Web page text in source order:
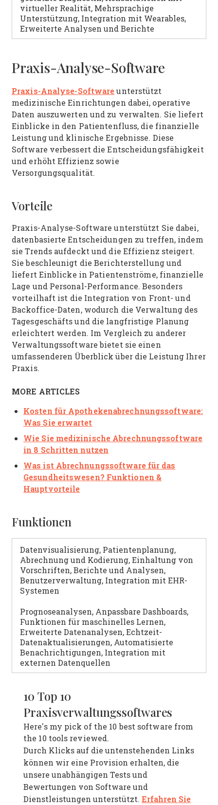
virtueller Realität, Mehrsprachige
Unterstützung, Integration mit Wearables,
Erweiterte Analysen und Berichte
Praxis-Analyse-Software
Praxis-Analyse-Softwareunterstützt
medizinische Einrichtungen dabei, operative
Daten auszuwerten und zu verwalten. Sie liefert
Einblicke in den Patientenfluss, die finanzielle
Leistung und klinische Ergebnisse. Diese
Software verbessert die Entscheidungsfähigkeit
und erhöht Effizienz sowie
Versorgungsqualität.
Vorteile
Praxis-Analyse-Software unterstützt Sie dabei,
datenbasierte Entscheidungen zu treffen, indem
sie Trends aufdeckt und die Effizienz steigert.
Sie beschleunigt die Berichterstellung und
liefert Einblicke in Patientenströme, finanzielle
Lage und Personal-Performance. Besonders
vorteilhaft ist die Integration von Front- und
Backoffice-Daten, wodurch die Verwaltung des
Tagesgeschäfts und die langfristige Planung
erleichtert werden. Im Vergleich zu anderer
Verwaltungssoftware bietet sie einen
umfassenderen Überblick über die Leistung Ihrer
Praxis.
MORE ARTICLES
Kosten für Apothekenabrechnungssoftware:
Was Sie erwartet
Wie Sie medizinische Abrechnungssoftware
in 8 Schritten nutzen
Was ist Abrechnungssoftware für das
Gesundheitswesen? Funktionen &
Hauptvorteile
Funktionen
Datenvisualisierung, Patientenplanung,
Abrechnung und Kodierung, Einhaltung von
Vorschriften, Berichte und Analysen,
Benutzerverwaltung, Integration mit EHR-
Systemen
Prognoseanalysen, Anpassbare Dashboards,
Funktionen für maschinelles Lernen,
Erweiterte Datenanalysen, Echtzeit-
Datenaktualisierungen, Automatisierte
Benachrichtigungen, Integration mit
externen Datenquellen
10 Top 10
Praxisverwaltungssoftwares
Here's my pick of the 10 best software from
the 10 tools reviewed.
Durch Klicks auf die untenstehenden Links
können wir eine Provision erhalten, die
unsere unabhängigen Tests und
Bewertungen von Software und
Dienstleistungen unterstützt. Erfahren Sie